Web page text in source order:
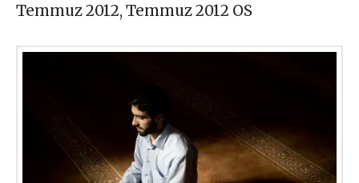
Temmuz 2012,Temmuz 2012 OS